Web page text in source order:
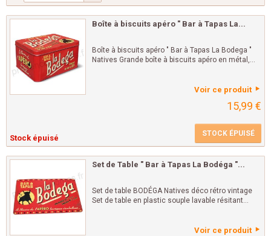
Boîte à biscuits apéro " Bar à Tapas La...
Boîte à biscuits apéro " Bar à Tapas La Bodega "
Natives Grande boîte à biscuits apéro en métal,...
Voir ce produit
15,99 €
Stock épuisé STOCK ÉPUISÉ
Set de Table " Bar à Tapas La Bodéga "...
Set de table BODÉGA Natives déco rétro vintage
Set de table en plastic souple lavable résitant...
Voir ce produit